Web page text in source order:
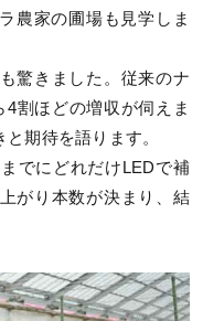
農家の圃場も見学しま
驚きました。従来のナ
4割ほどの増収が伺えま
期待を語ります。
でにどれだけLEDで補
がり本数が決まり、結